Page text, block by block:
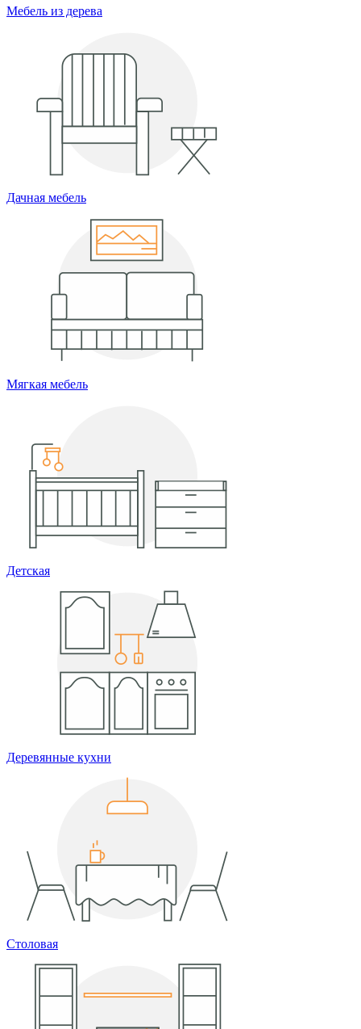
Мебель из дерева
Дачная мебель
Мягкая мебель
Детская
Деревянные кухни
Столовая